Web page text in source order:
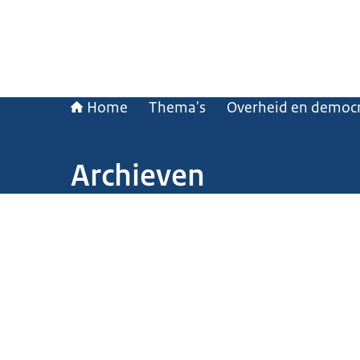
Home Thema's Overheid en
Archieven